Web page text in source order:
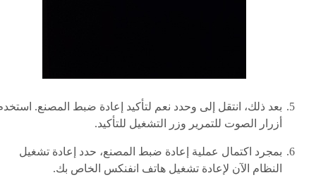
بعد ذلك، انتقل إلى وحدد نعم لتأكيد إعادة ضبط المصنع.
أزرار الصوت للتمرير وزر التشغيل للتأكيد.
بمجرد اكتمال عملية إعادة ضبط المصنع، حدد إعادة تشغيل
النظام الآن لإعادة تشغيل هاتف انفنكس الخاص بك.